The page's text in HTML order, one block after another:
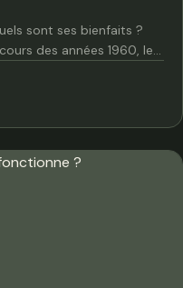
sont ses bienfaits ?
des années 1960, le…